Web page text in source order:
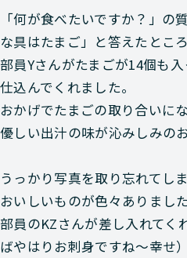
「何が食べたいですか？」の
な具はたまご」と答えたところ
部員Yさんがたまごが14個も
仕込んでくれました。
おかげでたまごの取り合いに
優しい出汁の味が沁みしみのお
うっかり写真を取り忘れてし
おいしいものが色々ありました
部員のKZさんが差し入れてく
ばやはりお刺身ですね〜幸せ